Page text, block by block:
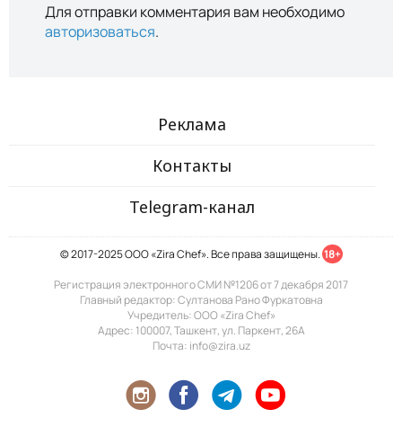
Для отправки комментария вам необходимо
авторизоваться.
Реклама
Контакты
Telegram-канал
© 2017-2025 ООО «Zira Chef». Все права защищены. 18+
Регистрация электронного СМИ №1206 от 7 декабря 2017
Главный редактор: Султанова Рано Фуркатовна
Учредитель: ООО «Zira Chef»
Адрес: 100007, Ташкент, ул. Паркент, 26А
Почта: info@zira.uz